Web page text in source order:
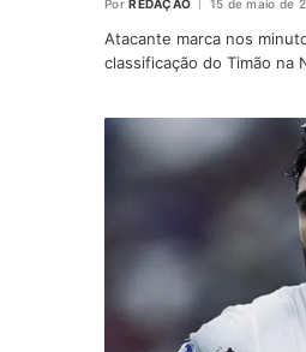
Por REDAÇÃO 15 de maio de
Atacante marca nos
classificação do Timão na